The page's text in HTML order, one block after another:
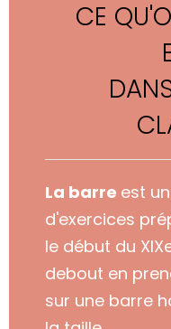
CE
La barre est
d'exercices
le début du
debout en
sur une barre